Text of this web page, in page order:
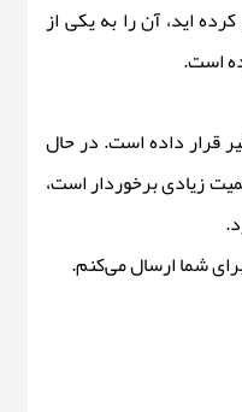
اید، آن را به یکی از
است.
قرار داده است. در حال
زیادی برخوردار است،
شما ارسال می‌کنم.